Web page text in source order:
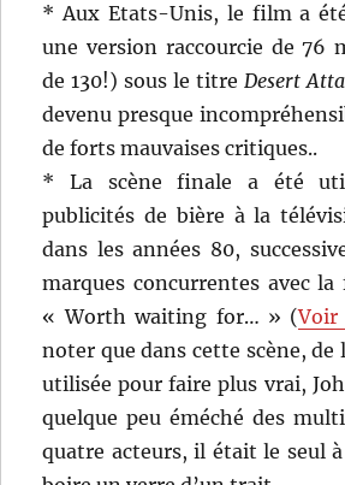
* Aux Etats-Unis, le film a
une version raccourcie de 76
de 130!) sous le titre Desert
devenu presque
de forts mauvaises critiques..
* La scène finale a été
publicités de bière à la
dans les années 80,
marques concurrentes avec la
« Worth waiting for… » (Voir
noter que dans cette scène, de
utilisée pour faire plus vrai,
quelque peu éméché des
quatre acteurs, il était le seul